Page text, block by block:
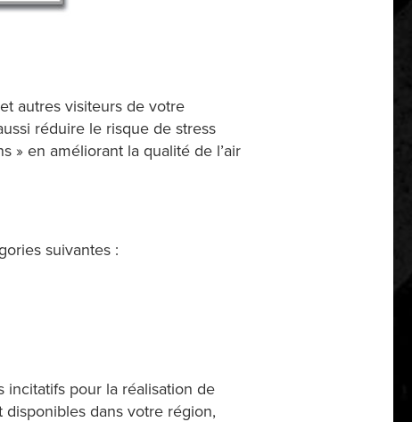
autres visiteurs de votre
réduire le risque de stress
» en améliorant la qualité de l’air
suivantes :
incitatifs pour la réalisation de
dans votre région,